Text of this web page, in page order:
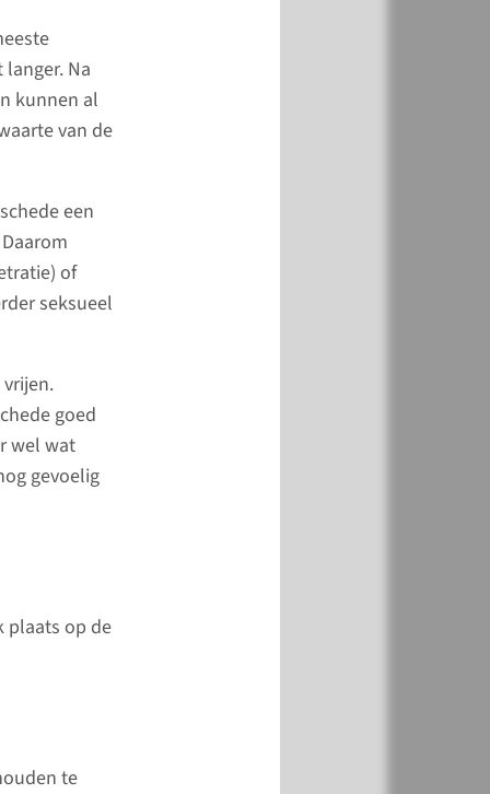
Na
kunnen al
van de
een
of
seksueel
goed
wel wat
gevoelig
plaats op de
te
verblijft u 2 dagen in
Ongeveer 6
vindt een
plaats. Het is
gynaecologie